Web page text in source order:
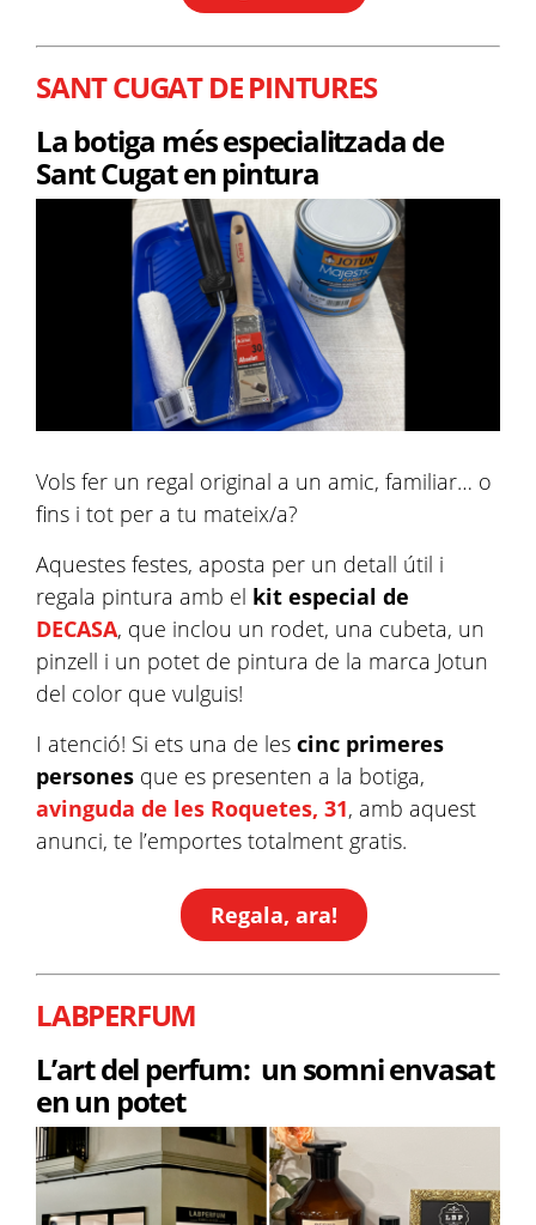
SANT CUGAT DE PINTURES
La botiga més especialitzada de
Sant Cugat en pintura
Vols fer un regal original a un amic, familiar… o
fins i tot per a tu mateix/a?
Aquestes festes, aposta per un detall útil i
regala pintura amb el kit especial de
DECASA, que inclou un rodet, una cubeta, un
pinzell i un potet de pintura de la marca Jotun
del color que vulguis!
I atenció! Si ets una de les cinc primeres
persones que es presenten a la botiga,
avinguda de les Roquetes, 31, amb aquest
anunci, te l’emportes totalment gratis.
Regala, ara!
LABPERFUM
L’art del perfum: un somni envasat
en un potet